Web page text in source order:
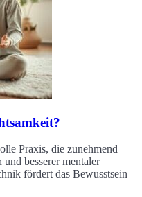
Praxis, die zunehmend
besserer mentaler
fördert das Bewusstsein